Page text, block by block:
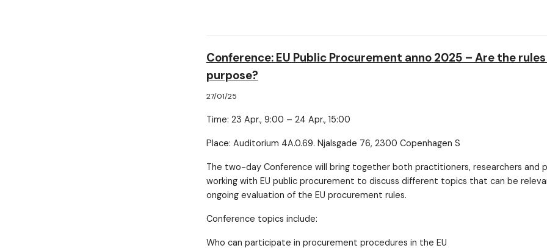
Conference: EU Public Procurement anno 2025 – Are the
purpose?
27/01/25
Time: 23 Apr., 9:00 – 24 Apr., 15:00
Place: Auditorium 4A.0.69. Njalsgade 76, 2300 Copenhagen S
The two-day Conference will bring together both practitioners, researchers and
working with EU public procurement to discuss different topics that can be
ongoing evaluation of the EU procurement rules.
Conference topics include:
Who can participate in procurement procedures in the EU